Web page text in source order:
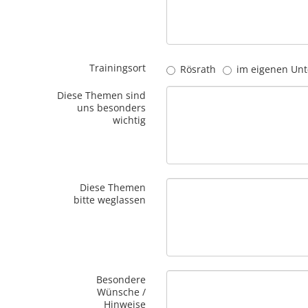
Trainingsort Rösrath
im eigenen
Diese Themen sind
uns besonders
wichtig
Diese Themen
bitte weglassen
Besondere
Wünsche /
Hinweise